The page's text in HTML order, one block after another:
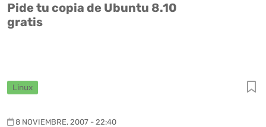
Pide tu copia de Ubuntu 8.10
gratis
Linux
8 NOVIEMBRE, 2007 - 22:40